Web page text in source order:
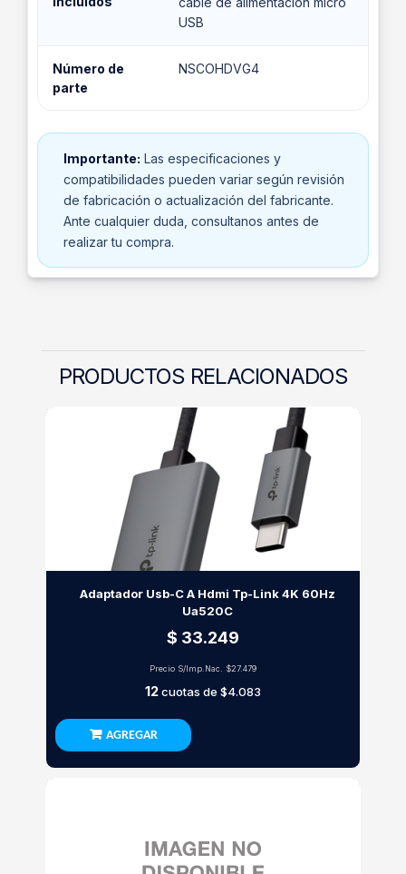
USB
Número de
parte
NSCOHDVG4
Importante: Las especificaciones y
compatibilidades pueden variar según revisión
de fabricación o actualización del fabricante.
Ante cualquier duda, consultanos antes de
realizar tu compra.
PRODUCTOS RELACIONADOS
Adaptador Usb-C A Hdmi Tp-Link 4K 60Hz
Ua520C
$ 33.249
Precio S/Imp.Nac. $27.479
12cuotas de $4.083
AGREGAR